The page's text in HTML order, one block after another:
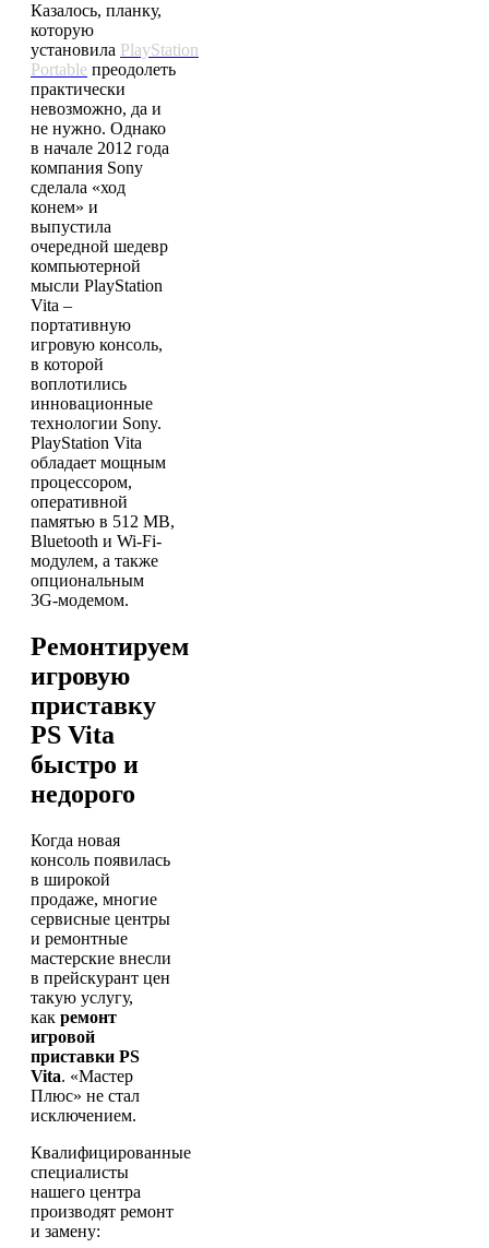
Казалось, планку,
которую
установила PlayStation
Portable преодолеть
практически
невозможно, да и
не нужно. Однако
в начале 2012 года
компания Sony
сделала «ход
конем» и
выпустила
очередной шедевр
компьютерной
мысли PlayStation
Vita –
портативную
игровую консоль,
в которой
воплотились
инновационные
технологии Sony.
PlayStation Vita
обладает мощным
процессором,
оперативной
памятью в 512 МB,
Bluetooth и Wi-Fi-
модулем, а также
опциональным
3G-модемом.
Ремонтируем
игровую
приставку
PS Vita
быстро и
недорого
Когда новая
консоль появилась
в широкой
продаже, многие
сервисные центры
и ремонтные
мастерские внесли
в прейскурант цен
такую услугу,
как ремонт
игровой
приставки PS
Vita. «Мастер
Плюс» не стал
исключением.
Квалифицированные
специалисты
нашего центра
производят ремонт
и замену: